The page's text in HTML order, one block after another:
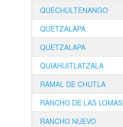
QUECHULTENANGO
QUETZALAPA
QUETZALAPA
QUIAHUITLATZALA
RAMAL DE CHUTLA
RANCHO DE LAS LOMAS
RANCHO NUEVO